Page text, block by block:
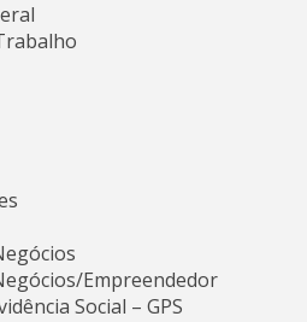
Empreendedor
Social – GPS